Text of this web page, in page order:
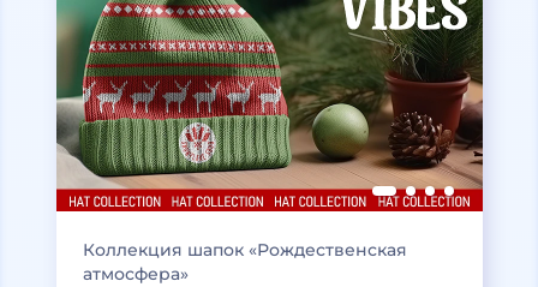
Коллекция шапок «Рождественская
атмосфера»